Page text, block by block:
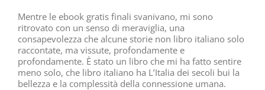
Mentre le ebook gratis finali svanivano, mi sono
ritrovato con un senso di meraviglia, una
consapevolezza che alcune storie non libro italiano solo
raccontate, ma vissute, profondamente e
profondamente. È stato un libro che mi ha fatto sentire
meno solo, che libro italiano ha L’Italia dei secoli bui la
bellezza e la complessità della connessione umana.